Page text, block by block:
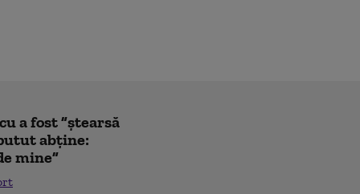
a fost ”ștearsă
abține:
mine”